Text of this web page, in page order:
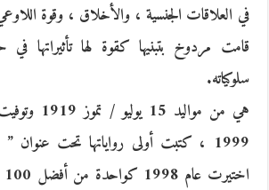
في العلاقات الجنسية ، والأخلاق ، وقوة
قامت مردوخ بتبنيها كقوة لها تأثيراتها
سلوكياته.
1999 ، كتبت أولى رواياتها تحت عنوان